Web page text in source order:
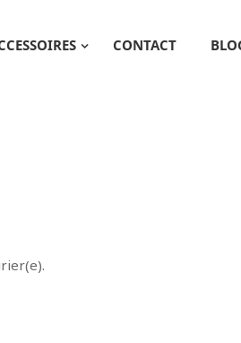
CONTACT